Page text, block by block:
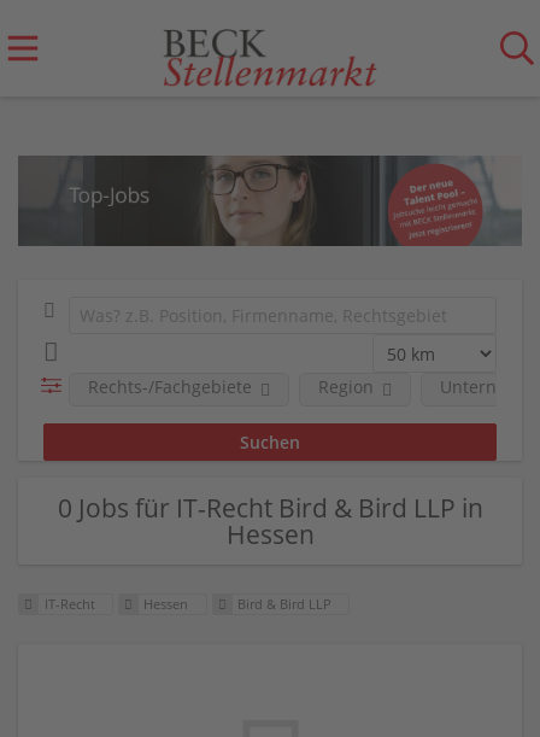
Rechts-/Fachgebiete Region
0 Jobs für IT-Recht Bird & Bird LLP in
Hessen
IT-Recht Hessen Bird & Bird LLP